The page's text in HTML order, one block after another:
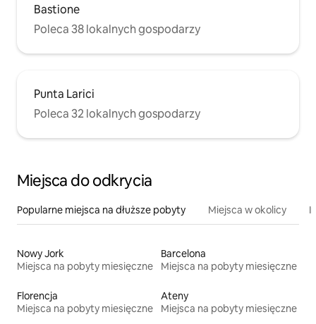
Bastione
Poleca 38 lokalnych gospodarzy
Punta Larici
Poleca 32 lokalnych gospodarzy
Miejsca do odkrycia
Popularne miejsca na dłuższe pobyty Miejsca w okolicy
Nowy Jork
Miejsca na pobyty miesięczne
Barcelona
Miejsca na pobyty miesięczne
Florencja
Miejsca na pobyty miesięczne
Ateny
Miejsca na pobyty miesięczne